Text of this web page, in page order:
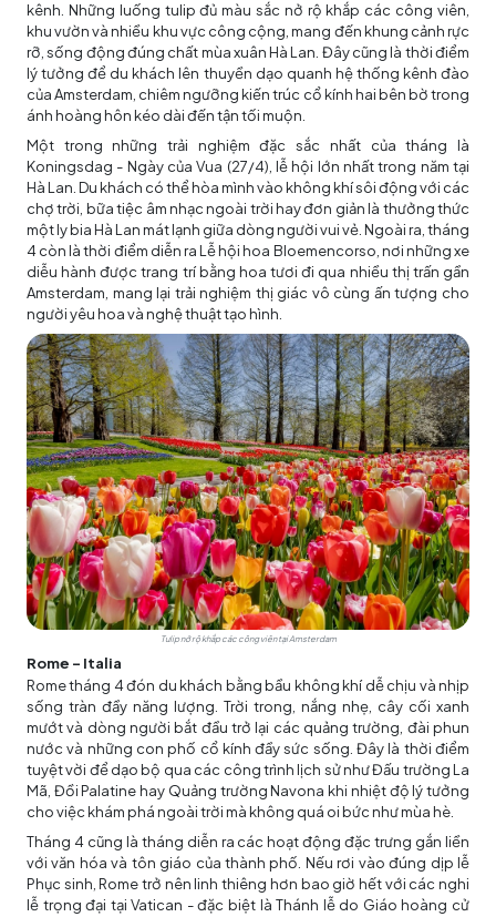
kênh. Những luống tulip đủ màu sắc nở rộ khắp các công viên,
khu vườn và nhiều khu vực công cộng, mang đến khung cảnh rực
rỡ, sống động đúng chất mùa xuân Hà Lan. Đây cũng là thời điểm
lý tưởng để du khách lên thuyền dạo quanh hệ thống kênh đào
của Amsterdam, chiêm ngưỡng kiến trúc cổ kính hai bên bờ trong
ánh hoàng hôn kéo dài đến tận tối muộn.
Một trong những trải nghiệm đặc sắc nhất của tháng là
Koningsdag - Ngày của Vua (27/4), lễ hội lớn nhất trong năm tại
Hà Lan. Du khách có thể hòa mình vào không khí sôi động với các
chợ trời, bữa tiệc âm nhạc ngoài trời hay đơn giản là thưởng thức
một ly bia Hà Lan mát lạnh giữa dòng người vui vẻ. Ngoài ra, tháng
4 còn là thời điểm diễn ra Lễ hội hoa Bloemencorso, nơi những xe
diễu hành được trang trí bằng hoa tươi đi qua nhiều thị trấn gần
Amsterdam, mang lại trải nghiệm thị giác vô cùng ấn tượng cho
người yêu hoa và nghệ thuật tạo hình.
Tulip nở rộ khắp các công viên tại Amsterdam
Rome - Italia
Rome tháng 4 đón du khách bằng bầu không khí dễ chịu và nhịp
sống tràn đầy năng lượng. Trời trong, nắng nhẹ, cây cối xanh
mướt và dòng người bắt đầu trở lại các quảng trường, đài phun
nước và những con phố cổ kính đầy sức sống. Đây là thời điểm
tuyệt vời để dạo bộ qua các công trình lịch sử như Đấu trường La
Mã, Đồi Palatine hay Quảng trường Navona khi nhiệt độ lý tưởng
cho việc khám phá ngoài trời mà không quá oi bức như mùa hè.
Tháng 4 cũng là tháng diễn ra các hoạt động đặc trưng gắn liền
với văn hóa và tôn giáo của thành phố. Nếu rơi vào đúng dịp lễ
Phục sinh, Rome trở nên linh thiêng hơn bao giờ hết với các nghi
lễ trọng đại tại Vatican - đặc biệt là Thánh lễ do Giáo hoàng cử